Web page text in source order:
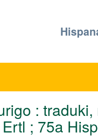
: traduki,
; 75a